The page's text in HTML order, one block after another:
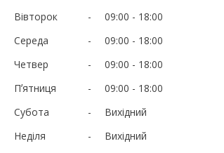
Вівторок
09:00
18:00
Середа
09:00
18:00
Четвер
09:00
18:00
Пʼятниця
09:00
18:00
Субота
Вихідний
Неділя
Вихідний